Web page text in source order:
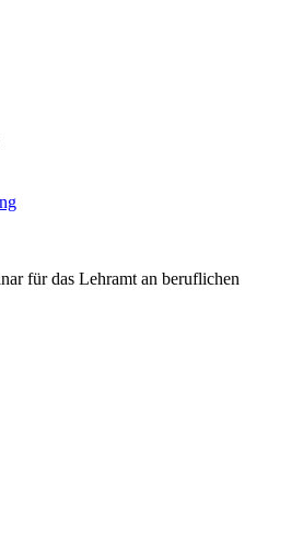
für das Lehramt an beruflichen